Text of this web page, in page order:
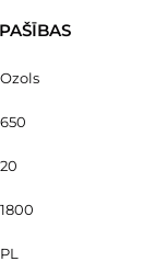
Ozols
650
20
1800
PL